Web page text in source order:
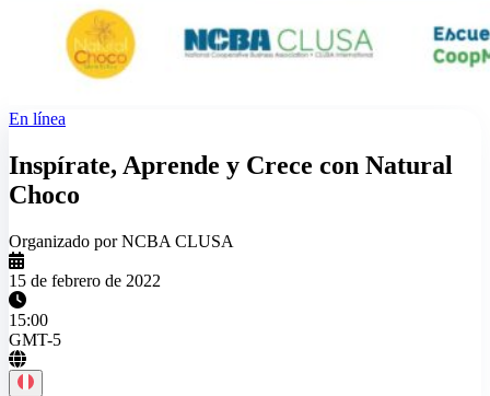
En línea
Inspírate, Aprende y Crece con Natural
Choco
Organizado por NCBA CLUSA
15 de febrero de 2022
15:00
GMT-5